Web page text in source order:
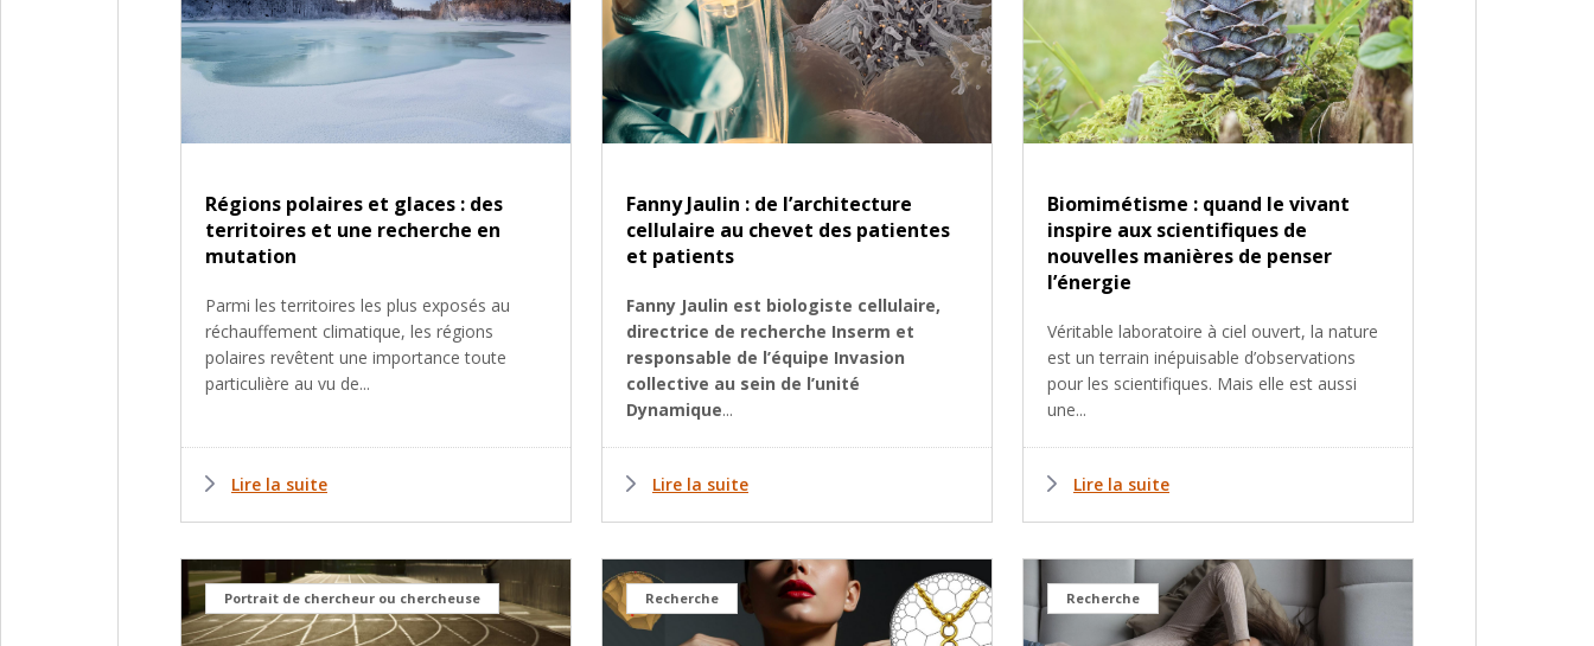
Régions polaires et glaces : des
territoires et une recherche en
mutation
Parmi les territoires les plus exposés au
réchauffement climatique, les régions
polaires revêtent une importance toute
particulière au vu de...
Lire la suite
Fanny Jaulin : de l’architecture
cellulaire au chevet des patientes
et patients
Fanny Jaulin est biologiste cellulaire,
directrice de recherche Inserm et
responsable de l’équipe Invasion
collective au sein de l’unité
Dynamique...
Lire la suite
Biomimétisme : quand le vivant
inspire aux scientifiques de
nouvelles manières de penser
l’énergie
Véritable laboratoire à ciel ouvert, la nature
est un terrain inépuisable d’observations
pour les scientifiques. Mais elle est aussi
une...
Lire la suite
Portrait de chercheur ou chercheuse Recherche Recherche